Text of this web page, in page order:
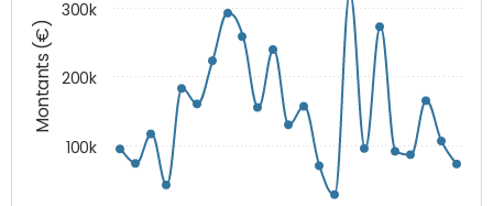
Montants (€)
100k
200k
300k